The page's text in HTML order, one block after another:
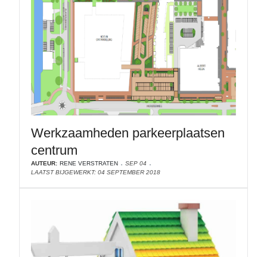
Werkzaamheden parkeerplaatsen
centrum
AUTEUR: RENE VERSTRATEN
SEP 04
LAATST BIJGEWERKT: 04 SEPTEMBER 2018